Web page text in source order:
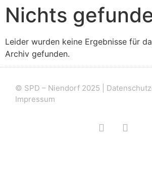
Nichts
Leider wurden keine Ergebnisse für
Archiv gefunden.
© SPD – Niendorf 2025 |
Impressum